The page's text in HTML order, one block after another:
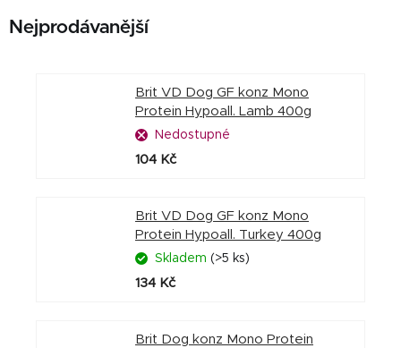
Nejprodávanější
Brit VD Dog GF konz Mono
Protein Hypoall. Lamb 400g
Nedostupné
104 Kč
Brit VD Dog GF konz Mono
Protein Hypoall. Turkey 400g
Skladem (>5 ks)
134 Kč
Brit Dog konz Mono Protein